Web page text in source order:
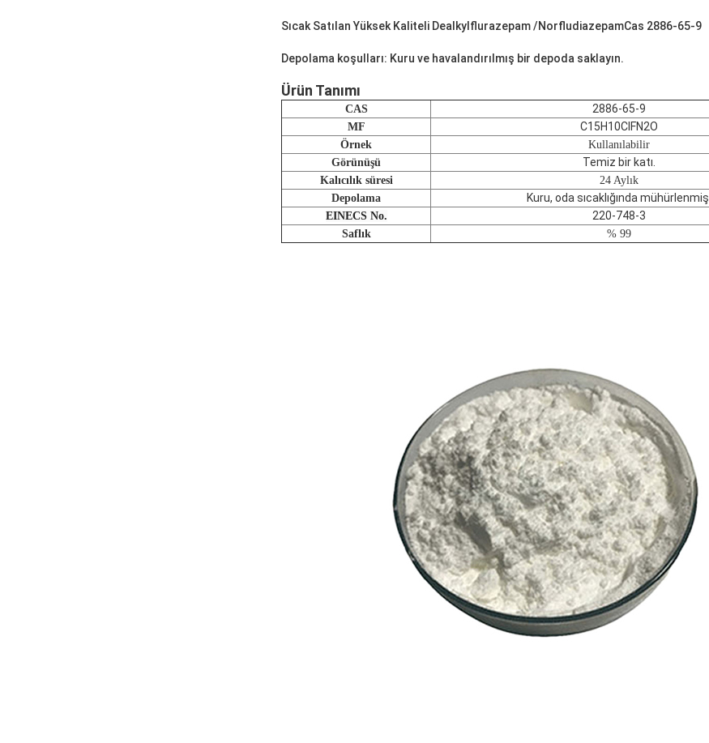
Sıcak Satılan Yüksek Kaliteli Dealkylflurazepam /NorfludiazepamCas 2886-65-9
Depolama koşulları: Kuru ve havalandırılmış bir depoda saklayın.
Ürün Tanımı
CAS 2886-65-9
MF C15H10ClFN2O
Örnek
Kullanılabilir
Görünüşü
Temiz bir katı.
Kalıcılık süresi
24 Aylık
Depolama
Kuru, oda sıcaklığında mühürlenmiş.
EINECS No. 220-748-3
Saflık % 99